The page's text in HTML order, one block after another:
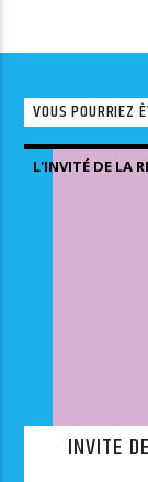
VOUS POURRIEZ
L'INVITÉ DE LA
INVITE